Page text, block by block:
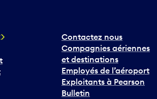
Contactez nous
Compagnies aériennes
et destinations
Employés de l’aéroport
Exploitants à Pearson
Bulletin